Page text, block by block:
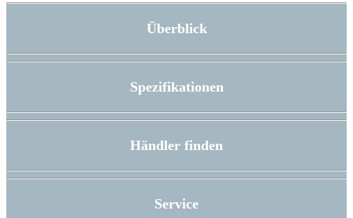
Überblick
Spezifikationen
Händler finden
Service